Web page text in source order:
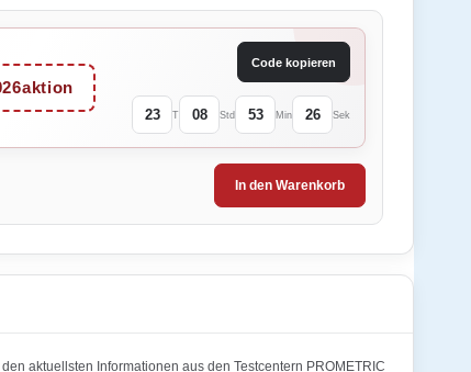
Code kopieren
23 T 08 Std 53 Min 26 Sek
In den Warenkorb
aktuellsten Informationen aus den Testcentern PROMETRIC